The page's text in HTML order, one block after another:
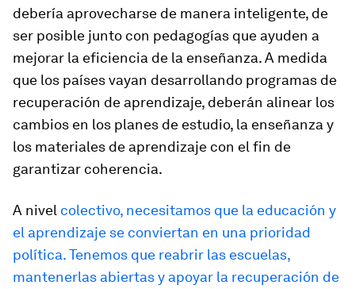
debería aprovecharse de manera inteligente, de
ser posible junto con pedagogías que ayuden a
mejorar la eficiencia de la enseñanza. A medida
que los países vayan desarrollando programas de
recuperación de aprendizaje, deberán alinear los
cambios en los planes de estudio, la enseñanza y
los materiales de aprendizaje con el fin de
garantizar coherencia.
A nivel colectivo, necesitamos que la educación y
el aprendizaje se conviertan en una prioridad
política. Tenemos que reabrir las escuelas,
mantenerlas abiertas y apoyar la recuperación de